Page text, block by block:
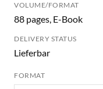
VOLUME/FORMAT
88 pages, E-Book
DELIVERY STATUS
Lieferbar
FORMAT